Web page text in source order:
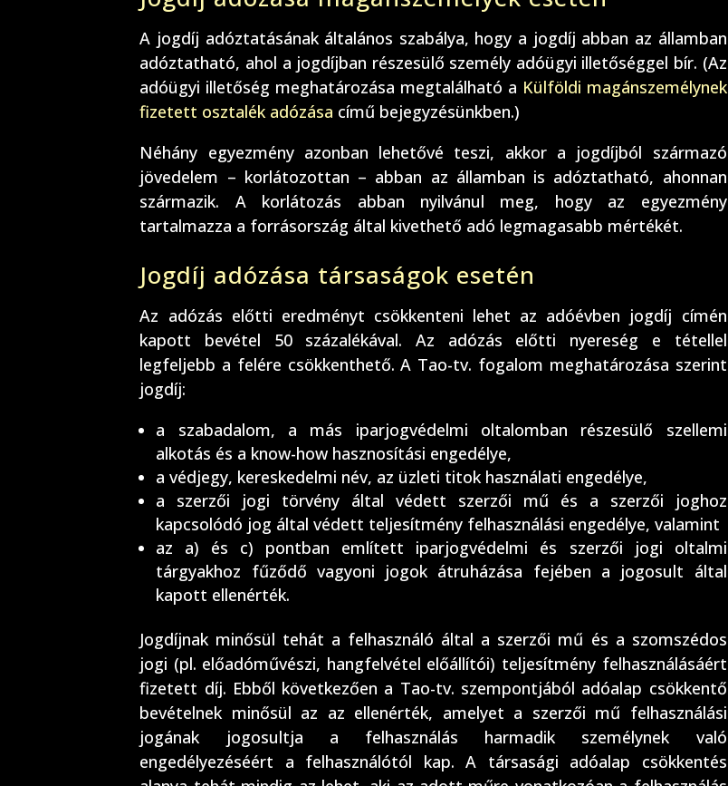
A jogdíj adóztatásának általános szabálya, hogy a jogdíj abban az államban
adóztatható, ahol a jogdíjban részesülő személy adóügyi illetőséggel bír. (Az
adóügyi illetőség meghatározása megtalálható a Külföldi magánszemélynek
fizetett osztalék adózása című bejegyzésünkben.)
Néhány egyezmény azonban lehetővé teszi, akkor a jogdíjból származó
jövedelem – korlátozottan – abban az államban is adóztatható, ahonnan
származik. A korlátozás abban nyilvánul meg, hogy az egyezmény
tartalmazza a forrásország által kivethető adó legmagasabb mértékét.
Jogdíj adózása társaságok esetén
Az adózás előtti eredményt csökkenteni lehet az adóévben jogdíj címén
kapott bevétel 50 százalékával. Az adózás előtti nyereség e tétellel
legfeljebb a felére csökkenthető. A Tao-tv. fogalom meghatározása szerint
jogdíj:
a szabadalom, a más iparjogvédelmi oltalomban részesülő szellemi
alkotás és a know-how hasznosítási engedélye,
a védjegy, kereskedelmi név, az üzleti titok használati engedélye,
a szerzői jogi törvény által védett szerzői mű és a szerzői joghoz
kapcsolódó jog által védett teljesítmény felhasználási engedélye, valamint
az a) és c) pontban említett iparjogvédelmi és szerzői jogi oltalmi
tárgyakhoz fűződő vagyoni jogok átruházása fejében a jogosult által
kapott ellenérték.
Jogdíjnak minősül tehát a felhasználó által a szerzői mű és a szomszédos
jogi (pl. előadóművészi, hangfelvétel előállítói) teljesítmény felhasználásáért
fizetett díj. Ebből következően a Tao-tv. szempontjából adóalap csökkentő
bevételnek minősül az az ellenérték, amelyet a szerzői mű felhasználási
jogának jogosultja a felhasználás harmadik személynek való
engedélyezéséért a felhasználótól kap. A társasági adóalap csökkentés